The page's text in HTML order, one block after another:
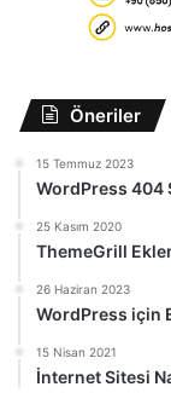
Öneriler
15 Temmuz 2023
WordPress 404
25 Kasım 2020
ThemeGrill
26 Haziran 2023
WordPress için
15 Nisan 2021
İnternet Sitesi